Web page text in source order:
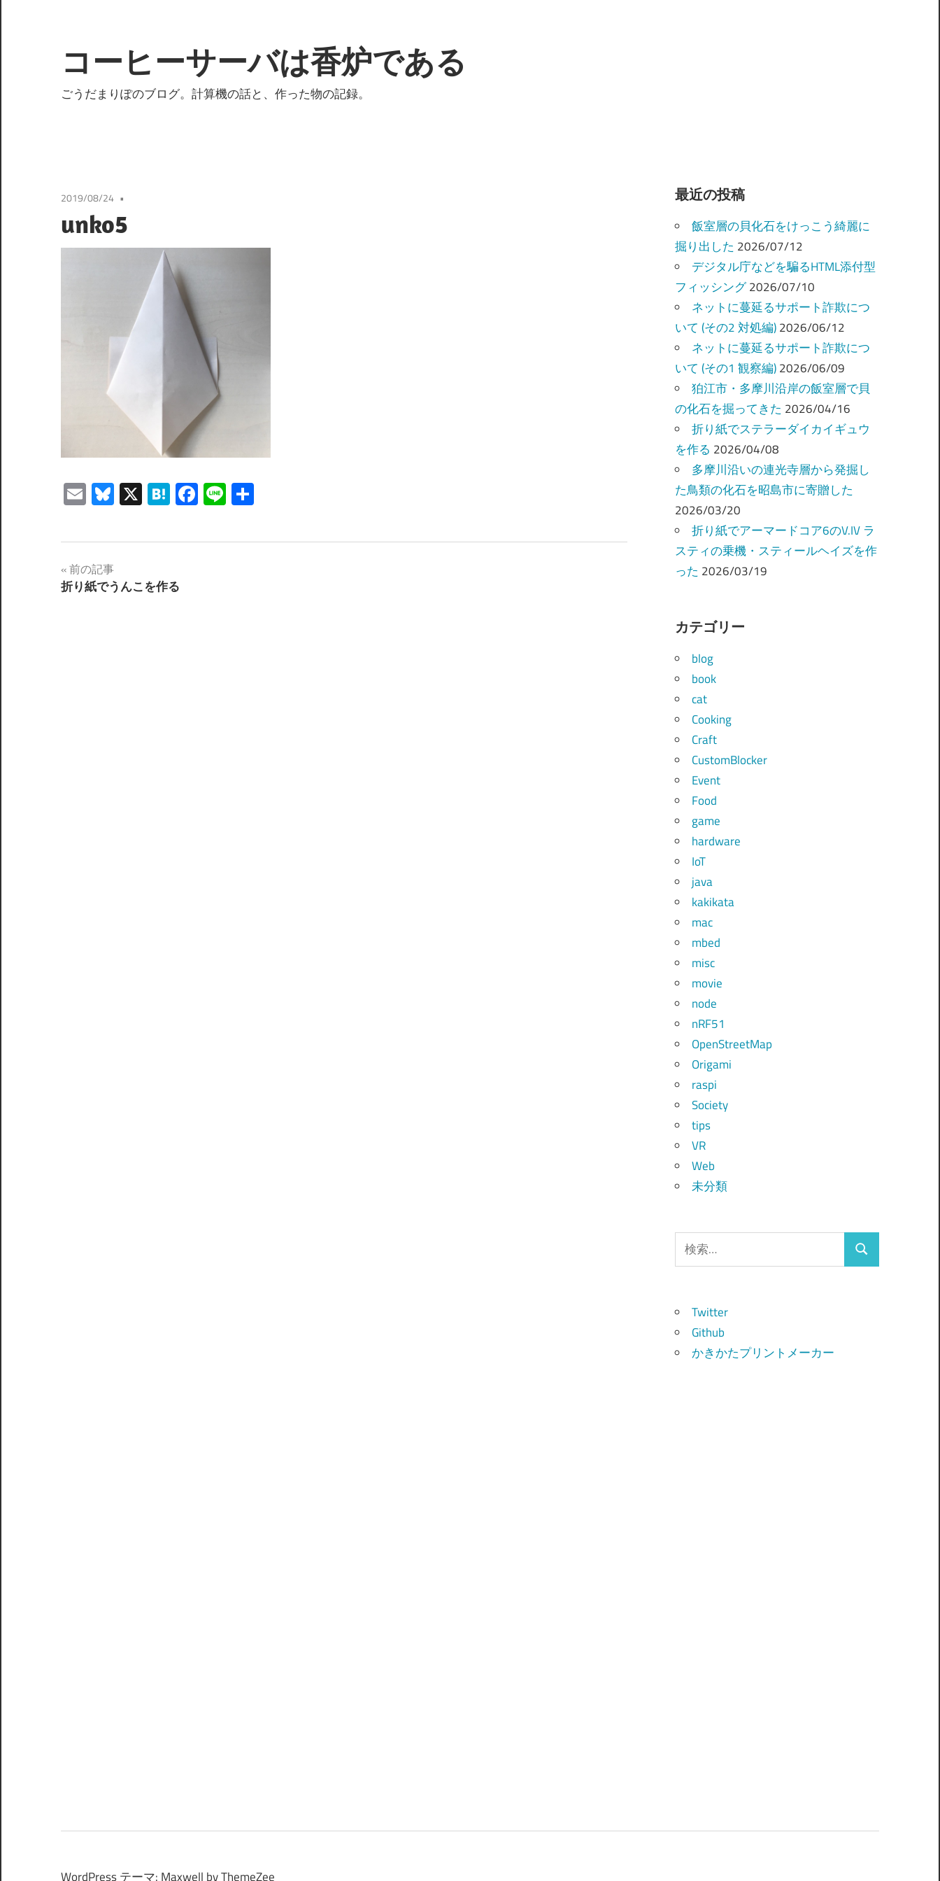
テ
ン
ツ
プ
コーヒーサーバは香炉である
ごうだまりぽのブログ。計算機の話と、作った物の記録。
2019/08/24
unko5
EmailBluesky
X Hatena
Facebook
Line
投
稿
前の記事
折り紙でうんこを作る
最近の投稿
飯室層の貝化石をけっこう綺麗に
掘り出した 2026/07/12
デジタル庁などを騙るHTML添付型
フィッシング 2026/07/10
ネットに蔓延るサポート詐欺につ
いて (その2 対処編) 2026/06/12
ネットに蔓延るサポート詐欺につ
いて (その1 観察編) 2026/06/09
狛江市・多摩川沿岸の飯室層で貝
の化石を掘ってきた 2026/04/16
折り紙でステラーダイカイギュウ
を作る 2026/04/08
多摩川沿いの連光寺層から発掘し
た鳥類の化石を昭島市に寄贈した
2026/03/20
折り紙でアーマードコア6のV.IV ラ
スティの乗機・スティールヘイズを作
った 2026/03/19
カテゴリー
blog
book
cat
Cooking
Craft
CustomBlocker
Event
Food
game
hardware
IoT
java
kakikata
mac
mbed
misc
movie
node
nRF51
OpenStreetMap
Origami
raspi
Society
tips
VR
Web
未分類
索:
検
Twitter
Github
かきかたプリントメーカー
WordPress テーマ: Maxwell by ThemeZee